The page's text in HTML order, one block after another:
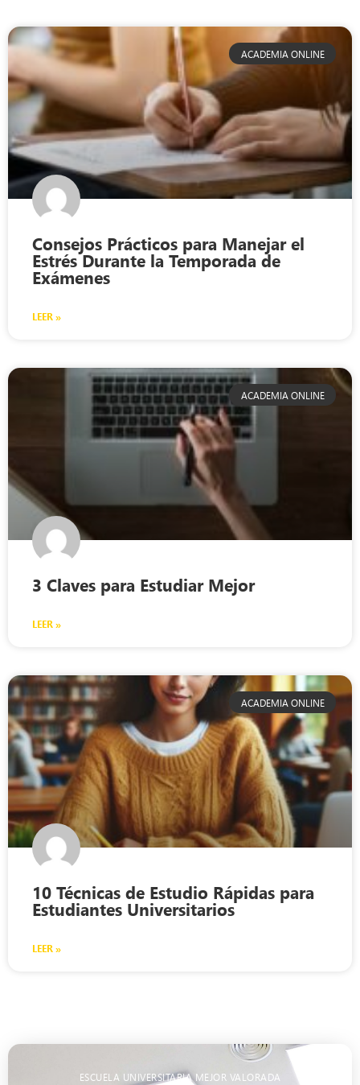
ACADEMIA ONLINE
Consejos Prácticos para Manejar el
Estrés Durante la Temporada de
Exámenes
LEER »
ACADEMIA ONLINE
3 Claves para Estudiar Mejor
LEER »
ACADEMIA ONLINE
10 Técnicas de Estudio Rápidas para
Estudiantes Universitarios
LEER »
ESCUELA UNIVERSITARIA MEJOR VALORADA